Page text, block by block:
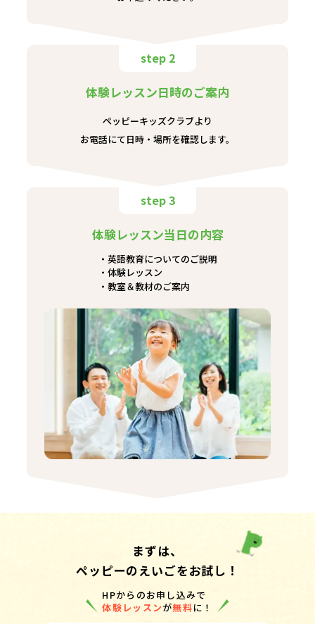
step 2
体験レッスン日時のご案内
ペッピーキッズクラブより
お電話にて日時・場所を確認します。
step 3
体験レッスン当日の内容
英語教育についてのご説明
体験レッスン
教室＆教材のご案内
まずは、
ペッピーのえいごをお試し！
HPからのお申し込みで
体験レッスンが無料に！